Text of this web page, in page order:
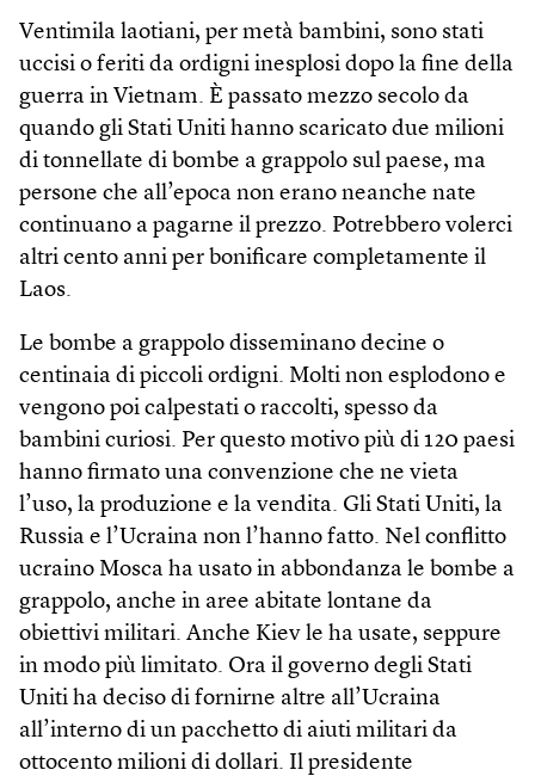
Ventimila laotiani, per metà bambini, sono stati
uccisi o feriti da ordigni inesplosi dopo la fine della
guerra in Vietnam. È passato mezzo secolo da
quando gli Stati Uniti hanno scaricato due milioni
di tonnellate di bombe a grappolo sul paese, ma
persone che all’epoca non erano neanche nate
continuano a pagarne il prezzo. Potrebbero volerci
altri cento anni per bonificare completamente il
Laos.
Le bombe a grappolo disseminano decine o
centinaia di piccoli ordigni. Molti non esplodono e
vengono poi calpestati o raccolti, spesso da
bambini curiosi. Per questo motivo più di 120 paesi
hanno firmato una convenzione che ne vieta
l’uso, la produzione e la vendita. Gli Stati Uniti, la
Russia e l’Ucraina non l’hanno fatto. Nel conflitto
ucraino Mosca ha usato in abbondanza le bombe a
grappolo, anche in aree abitate lontane da
obiettivi militari. Anche Kiev le ha usate, seppure
in modo più limitato. Ora il governo degli Stati
Uniti ha deciso di fornirne altre all’Ucraina
all’interno di un pacchetto di aiuti militari da
ottocento milioni di dollari. Il presidente